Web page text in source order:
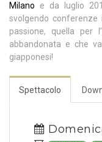
Milano e da luglio
svolgendo
passione, quella per
abbandonata e che
giapponesi!
Spettacolo